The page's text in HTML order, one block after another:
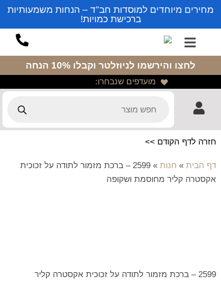
מחירים מיוחדים למוסדות חב"ד – הנחות משמעותיות
ברכישת כמויות!
לחצו והירשמו לניוזלטר וקבלו 10% הנחה
מועדפים שנבחרו:
חזרה לדף הקודם >>
דף הבית » חנות »
2599 – ברכת מזמור לתודה על זכוכית
אקסטרה קליר מחוסמת ושקופה
2599 – ברכת מזמור לתודה על זכוכית אקסטרה קליר